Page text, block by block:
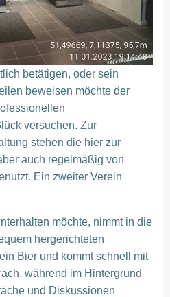
betätigen, oder sein
beweisen möchte der
versuchen. Zur
stehen die hier zur
auch regelmäßig von
Ein zweiter Verein
möchte, nimmt in die
hergerichteten
Bier und kommt schnell mit
während im Hintergrund
und Diskussionen